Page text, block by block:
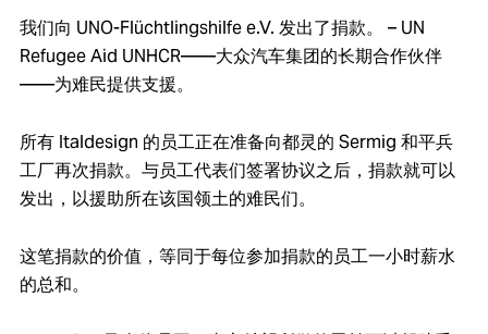
我们向 UNO-Flüchtlingshilfe e.V. 发出了捐款。 – UN
Refugee Aid UNHCR——大众汽车集团的长期合作伙伴
——为难民提供支援。
所有 Italdesign 的员工正在准备向都灵的 Sermig 和平兵
工厂再次捐款。与员工代表们签署协议之后，捐款就可以
发出，以援助所在该国领土的难民们。
这笔捐款的价值，等同于每位参加捐款的员工一小时薪水
的总和。